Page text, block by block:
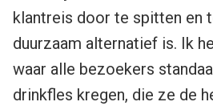
klantreis door te spitten en
duurzaam alternatief is. Ik
waar alle bezoekers
drinkfles kregen, die ze de